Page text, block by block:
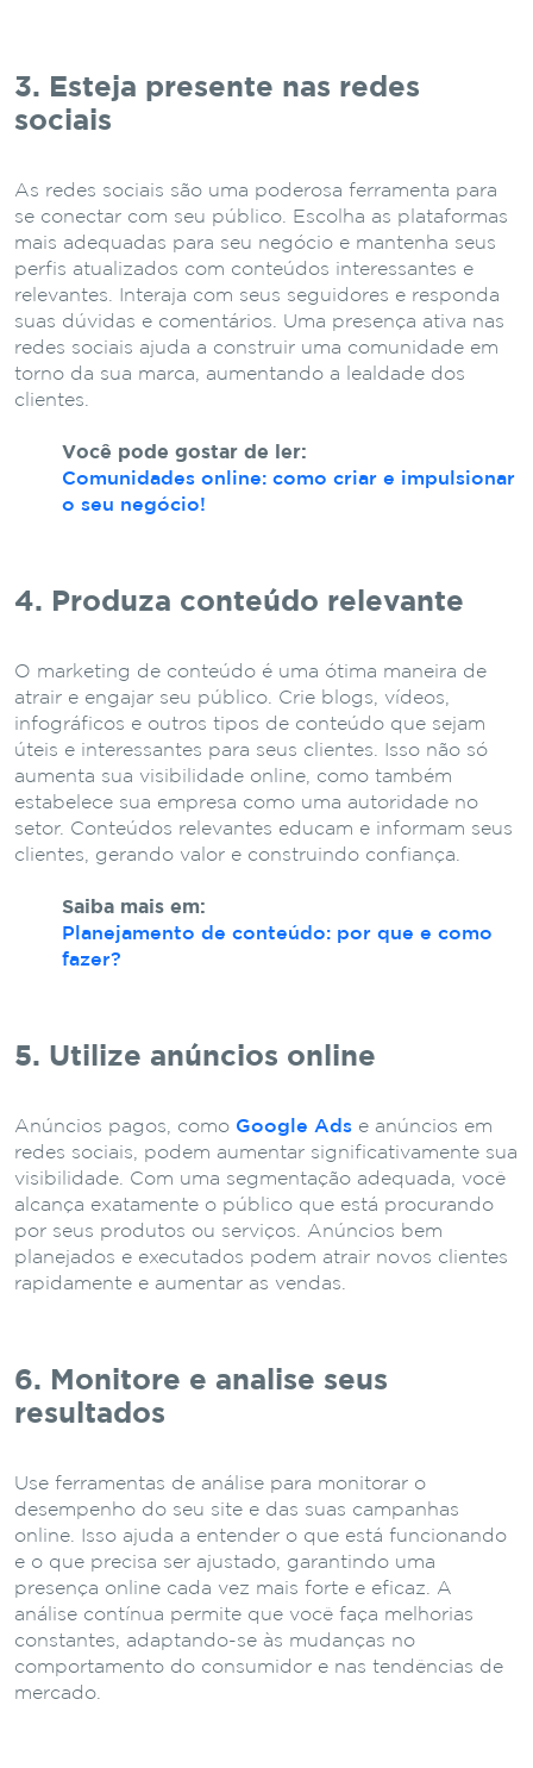
3. Esteja presente nas redes
sociais
As redes sociais são uma poderosa ferramenta para
se conectar com seu público. Escolha as plataformas
mais adequadas para seu negócio e mantenha seus
perfis atualizados com conteúdos interessantes e
relevantes. Interaja com seus seguidores e responda
suas dúvidas e comentários. Uma presença ativa nas
redes sociais ajuda a construir uma comunidade em
torno da sua marca, aumentando a lealdade dos
clientes.
Você pode gostar de ler:
Comunidades online: como criar e impulsionar
o seu negócio!
4. Produza conteúdo relevante
O marketing de conteúdo é uma ótima maneira de
atrair e engajar seu público. Crie blogs, vídeos,
infográficos e outros tipos de conteúdo que sejam
úteis e interessantes para seus clientes. Isso não só
aumenta sua visibilidade online, como também
estabelece sua empresa como uma autoridade no
setor. Conteúdos relevantes educam e informam seus
clientes, gerando valor e construindo confiança.
Saiba mais em:
Planejamento de conteúdo: por que e como
fazer?
5. Utilize anúncios online
Anúncios pagos, como Google Ads e anúncios em
redes sociais, podem aumentar significativamente sua
visibilidade. Com uma segmentação adequada, você
alcança exatamente o público que está procurando
por seus produtos ou serviços. Anúncios bem
planejados e executados podem atrair novos clientes
rapidamente e aumentar as vendas.
6. Monitore e analise seus
resultados
Use ferramentas de análise para monitorar o
desempenho do seu site e das suas campanhas
online. Isso ajuda a entender o que está funcionando
e o que precisa ser ajustado, garantindo uma
presença online cada vez mais forte e eficaz. A
análise contínua permite que você faça melhorias
constantes, adaptando-se às mudanças no
comportamento do consumidor e nas tendências de
mercado.